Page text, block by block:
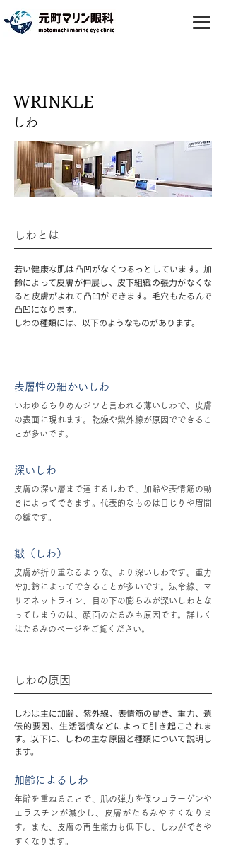
WRINKLE
しわ
しわとは
若い健康な肌は凸凹がなくつるっとしています。加
齢によって皮膚が伸展し、皮下組織の張力がなくな
ると皮膚がよれて凸凹ができます。毛穴もたるんで
凸凹になります。
しわの種類には、以下のようなものがあります。
表層性の細かいしわ
いわゆるちりめんジワと言われる薄いしわで、皮膚
の表面に現れます。乾燥や紫外線が原因でできるこ
とが多いです。
深いしわ
皮膚の深い層まで達するしわで、加齢や表情筋の動
きによってできます。代表的なものは目じりや眉間
の皺です。
皺（しわ）
皮膚が折り重なるような、より深いしわです。重力
や加齢によってできることが多いです。法令線、マ
リオネットライン、目の下の膨らみが深いしわとな
ってしまうのは、顔面のたるみも原因です。詳しく
はたるみのページをご覧ください。
しわの原因
しわは主に加齢、紫外線、表情筋の動き、重力、遺
伝的要因、生活習慣などによって引き起こされま
す。以下に、しわの主な原因と種類について説明し
ます。
加齢によるしわ
年齢を重ねることで、肌の弾力を保つコラーゲンや
エラスチンが減少し、皮膚がたるみやすくなりま
す。また、皮膚の再生能力も低下し、しわができや
すくなります。